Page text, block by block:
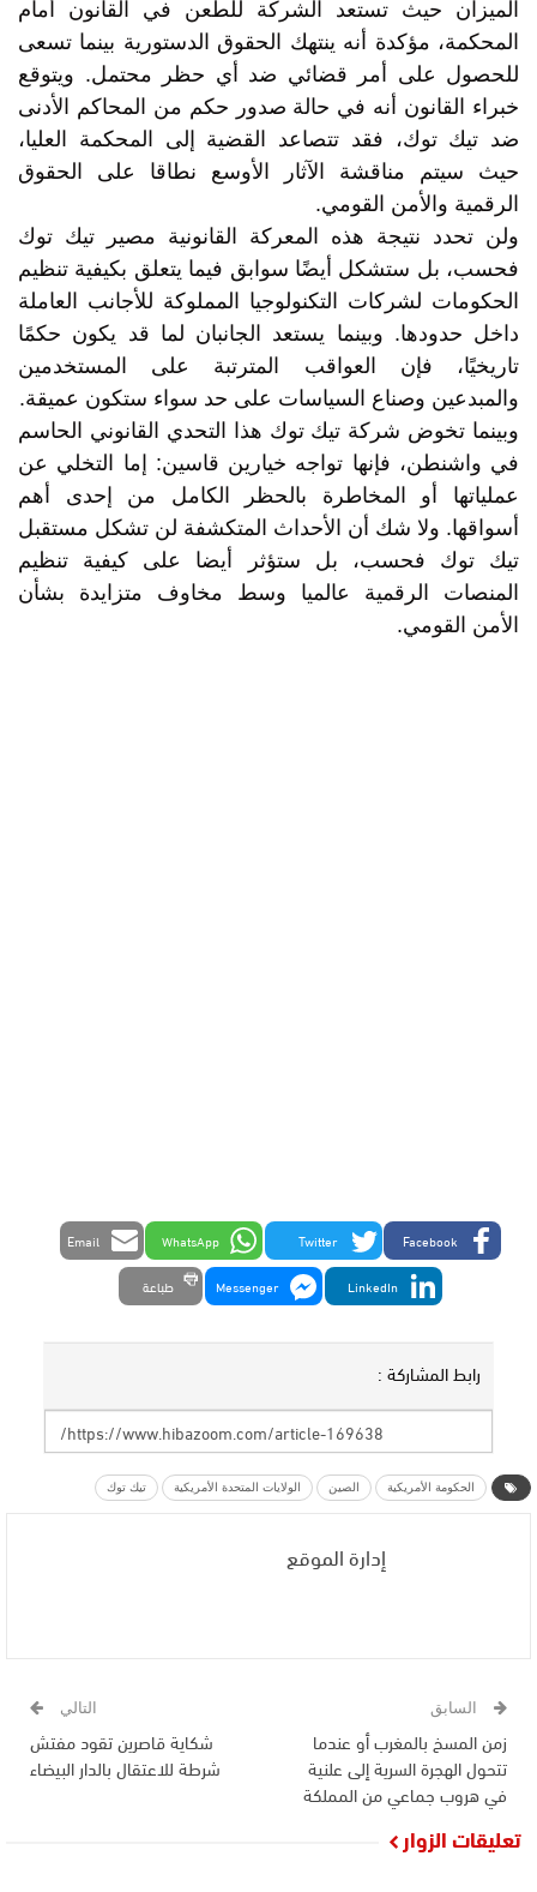
الميزان حيث تستعد الشركة للطعن في القانون أمام
المحكمة، مؤكدة أنه ينتهك الحقوق الدستورية بينما تسعى
للحصول على أمر قضائي ضد أي حظر محتمل. ويتوقع
خبراء القانون أنه في حالة صدور حكم من المحاكم الأدنى
ضد تيك توك، فقد تتصاعد القضية إلى المحكمة العليا،
حيث سيتم مناقشة الآثار الأوسع نطاقا على الحقوق
الرقمية والأمن القومي.
ولن تحدد نتيجة هذه المعركة القانونية مصير تيك توك
فحسب، بل ستشكل أيضًا سوابق فيما يتعلق بكيفية تنظيم
الحكومات لشركات التكنولوجيا المملوكة للأجانب العاملة
داخل حدودها. وبينما يستعد الجانبان لما قد يكون حكمًا
تاريخيًا، فإن العواقب المترتبة على المستخدمين
والمبدعين وصناع السياسات على حد سواء ستكون عميقة.
وبينما تخوض شركة تيك توك هذا التحدي القانوني الحاسم
في واشنطن، فإنها تواجه خيارين قاسين: إما التخلي عن
عملياتها أو المخاطرة بالحظر الكامل من إحدى أهم
أسواقها. ولا شك أن الأحداث المتكشفة لن تشكل مستقبل
تيك توك فحسب، بل ستؤثر أيضا على كيفية تنظيم
المنصات الرقمية عالميا وسط مخاوف متزايدة بشأن
الأمن القومي.
Facebook
Twitter
WhatsApp
Email
LinkedIn
Messenger طباعة
رابط المشاركة :
الحكومة الأمريكية الصين الولايات المتحدة الأمريكية تيك توك
إدارة الموقع
السابق
زمن المسخ بالمغرب أو عندما
تتحول الهجرة السرية إلى علنية
في هروب جماعي من المملكة
التالي
شكاية قاصرين تقود مفتش
شرطة للاعتقال بالدار البيضاء
تعليقات الزوار